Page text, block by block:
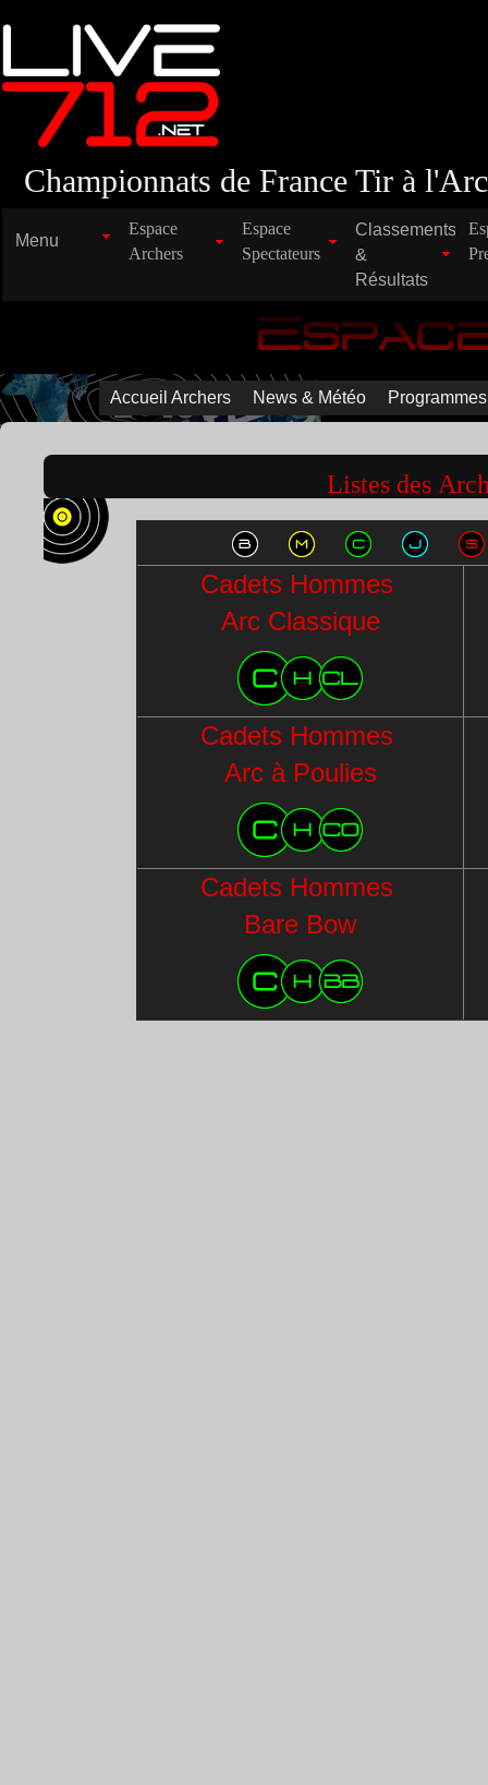
Championnats de France Tir à
Menu
Espace
Archers
Espace
Spectateurs
Classements
&
Résultats
Accueil Archers News & Météo Programmes
Listes des
Cadets Hommes
Arc Classique
Cadets Hommes
Arc à Poulies
Cadets Hommes
Bare Bow